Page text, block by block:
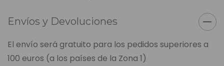
Envíos y Devoluciones
El envío será gratuito para los pedidos superiores a
100 euros (a los países de la Zona 1)